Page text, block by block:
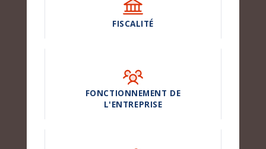
FISCALITÉ
FONCTIONNEMENT DE
L'ENTREPRISE